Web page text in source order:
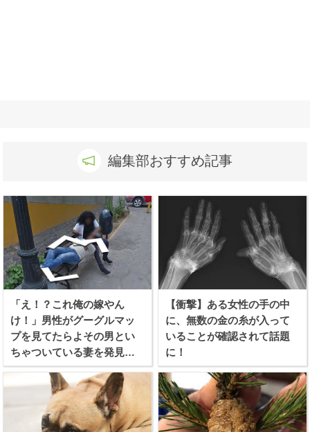
編集部おすすめ記事
「え！？これ俺の嫁やん
け！」男性がグーグルマッ
プを見てたらよその男とい
ちゃついている妻を発見し
てしまう！！
【衝撃】ある女性の手の中
に、無数の金の糸が入って
いることが確認されて話題
に！